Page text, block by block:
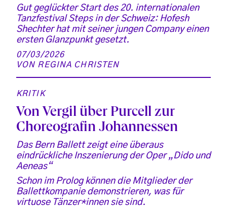
Gut geglückter Start des 20. internationalen
Tanzfestival Steps in der Schweiz: Hofesh
Shechter hat mit seiner jungen Company einen
ersten Glanzpunkt gesetzt.
07/03/2026
VON REGINA CHRISTEN
KRITIK
Von Vergil über Purcell zur
Choreografin Johannessen
Das Bern Ballett zeigt eine überaus
eindrückliche Inszenierung der Oper „Dido und
Aeneas“
Schon im Prolog können die Mitglieder der
Ballettkompanie demonstrieren, was für
virtuose Tänzer*innen sie sind.